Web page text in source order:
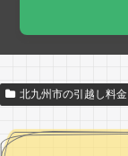
北九州市の引越し料